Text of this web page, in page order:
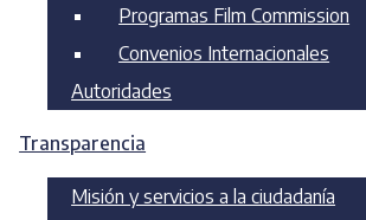
Programas Film Commission
Convenios Internacionales
Autoridades
Transparencia
Misión y servicios a la ciudadanía